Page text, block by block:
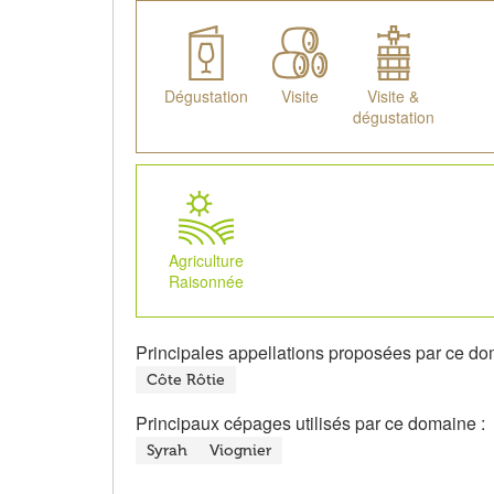
Dégustation Visite
Visite &
dégustation
Agriculture
Raisonnée
Principales appellations proposées par ce
Côte Rôtie
Principaux cépages utilisés par ce domaine :
Syrah Viognier